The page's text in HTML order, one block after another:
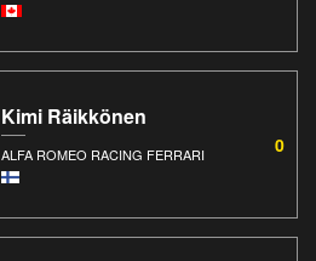
Kimi Räikkönen
ALFA ROMEO RACING FERRARI 0